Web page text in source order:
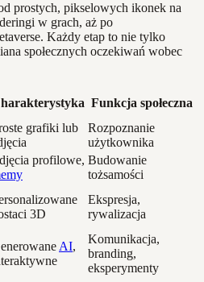
prostych, pikselowych ikonek na
w grach, aż po
Każdy etap to nie tylko
społecznych oczekiwań wobec
Funkcja społeczna
grafiki lub
Rozpoznanie
użytkownika
profilowe, Budowanie
tożsamości
3D
Ekspresja,
rywalizacja
AI,
Komunikacja,
branding,
eksperymenty